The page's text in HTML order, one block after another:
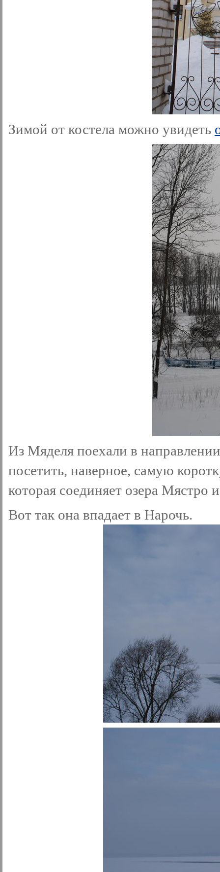
Зимой от костела можно увидеть
Из Мяделя поехали в
посетить, наверное, самую
которая соединяет озера Мястро
Вот так она впадает в Нарочь.